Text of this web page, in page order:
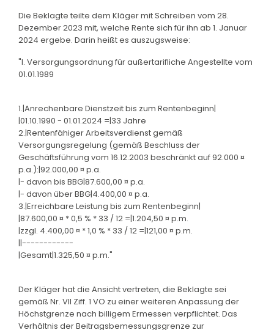
Die Beklagte teilte dem Kläger mit Schreiben vom 28.
Dezember 2023 mit, welche Rente sich für ihn ab 1. Januar
2024 ergebe. Darin heißt es auszugsweise:
"I. Versorgungsordnung für außertarifliche Angestellte vom
01.01.1989
1.|Anrechenbare Dienstzeit bis zum Rentenbeginn|
|01.10.1990 - 01.01.2024 =|33 Jahre
2.|Rentenfähiger Arbeitsverdienst gemäß
Versorgungsregelung (gemäß Beschluss der
Geschäftsführung vom 16.12.2003 beschränkt auf 92.000 ¤
p.a.):|92.000,00 ¤ p.a.
|- davon bis BBG|87.600,00 ¤ p.a.
|- davon über BBG|4.400,00 ¤ p.a.
3.|Erreichbare Leistung bis zum Rentenbeginn|
|87.600,00 ¤ * 0,5 % * 33 / 12 =|1.204,50 ¤ p.m.
|zzgl. 4.400,00 ¤ * 1,0 % * 33 / 12 =|121,00 ¤ p.m.
||------------
|Gesamt|1.325,50 ¤ p.m."
Der Kläger hat die Ansicht vertreten, die Beklagte sei
gemäß Nr. VII Ziff. 1 VO zu einer weiteren Anpassung der
Höchstgrenze nach billigem Ermessen verpflichtet. Das
Verhältnis der Beitragsbemessungsgrenze zur